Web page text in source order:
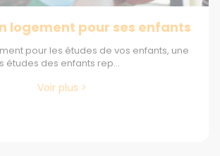
logement pour ses enfants
pour les études de vos enfants, une
études des enfants rep...
Voir plus >